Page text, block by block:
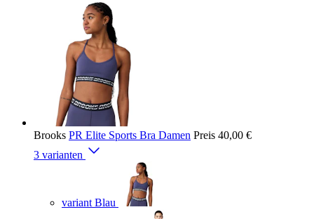
Brooks PR Elite Sports Bra Damen Preis 40,00 €
3 varianten
variant Blau